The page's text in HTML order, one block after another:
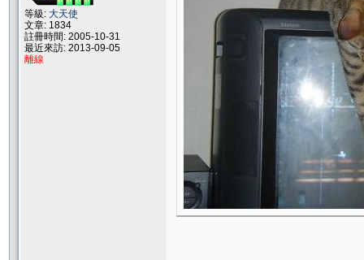
等級: 大天使
文章: 1834
註冊時間: 2005-10-31
最近來訪: 2013-09-05
離線